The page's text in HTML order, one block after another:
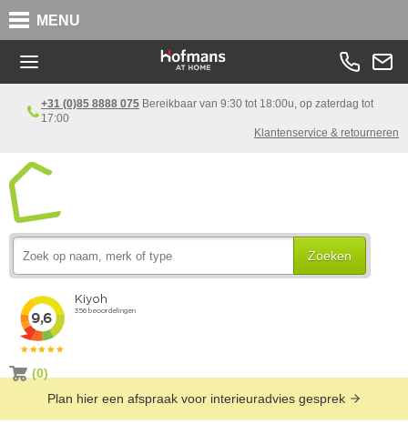
MENU
+31 (0)85 8888 075 Bereikbaar van 9:30 tot 18:00u, op zaterdag tot
17:00
Klantenservice & retourneren
Zoeken
(0)
Plan hier een afspraak voor interieuradvies gesprek